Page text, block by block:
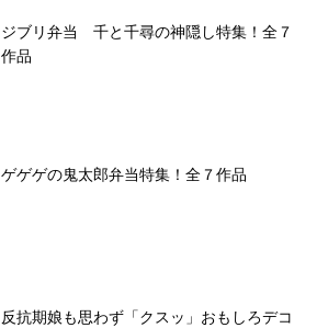
ジブリ弁当 千と千尋の神隠し特集！全７
作品
ゲゲゲの鬼太郎弁当特集！全７作品
反抗期娘も思わず「クスッ」おもしろデコ